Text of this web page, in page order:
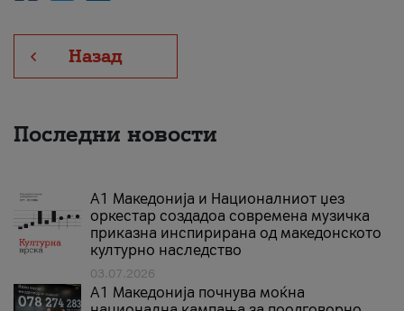
Назад
Последни новости
А1 Македонија и Националниот џез
оркестар создадоа современа музичка
приказна инспирирана од македонското
културно наследство
03.07.2026
A1 Македонија почнува моќна